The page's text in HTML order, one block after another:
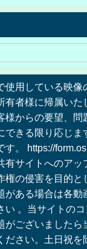
使用している映像
有者様に帰属いた
様からの要望、問
できる限り応じま
す。 https://
有サイトへのアッ
権の侵害を目的と
がある場合は各動
い 。当サイトの
がございましたら
ださい。土日祝を